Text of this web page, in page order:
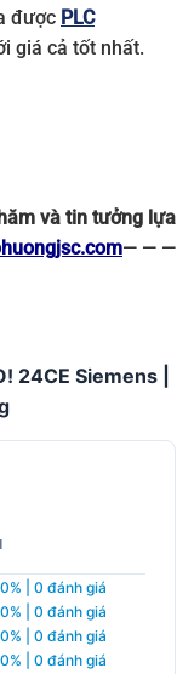
được PLC
giá cả tốt nhất.
và tin tưởng lựa
— — —
24CE Siemens |
0% | 0 đánh giá
0% | 0 đánh giá
0% | 0 đánh giá
0% | 0 đánh giá